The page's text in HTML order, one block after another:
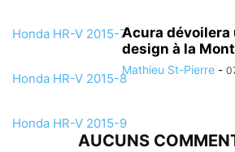
Honda HR-V 2015-7
Honda HR-V 2015-8
Honda HR-V 2015-9
Acura dévoilera
design à la
Mathieu St-Pierre -
AUCUNS